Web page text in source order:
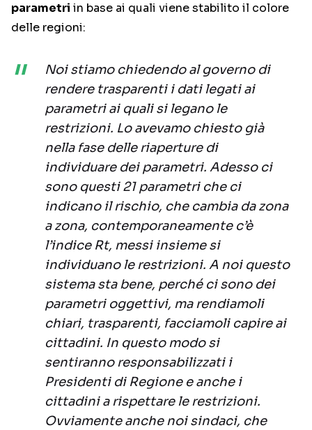
parametri in base ai quali viene stabilito il colore
delle regioni:
Noi stiamo chiedendo al governo di
rendere trasparenti i dati legati ai
parametri ai quali si legano le
restrizioni. Lo avevamo chiesto già
nella fase delle riaperture di
individuare dei parametri. Adesso ci
sono questi 21 parametri che ci
indicano il rischio, che cambia da zona
a zona, contemporaneamente c’è
l’indice Rt, messi insieme si
individuano le restrizioni. A noi questo
sistema sta bene, perché ci sono dei
parametri oggettivi, ma rendiamoli
chiari, trasparenti, facciamoli capire ai
cittadini. In questo modo si
sentiranno responsabilizzati i
Presidenti di Regione e anche i
cittadini a rispettare le restrizioni.
Ovviamente anche noi sindaci, che